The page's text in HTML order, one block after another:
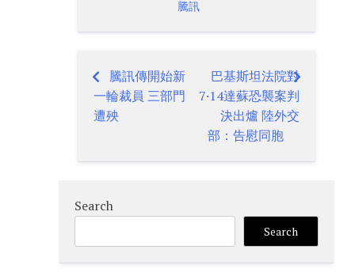
騰訊
Post
navigation
騰訊傳開始新
一輪裁員 三部門
遭殃
巴基斯坦法院對
7·14達蘇恐襲案判
決出爐 陸外交
部：告慰同胞
Search
Search